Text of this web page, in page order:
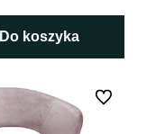
Do koszyka
Do